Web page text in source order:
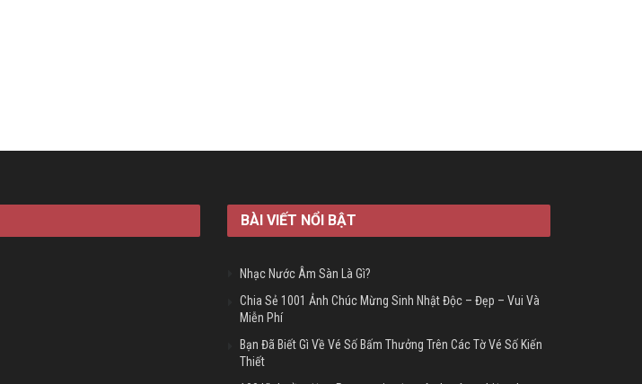
BÀI VIẾT NỔI BẬT
Nhạc Nước Âm Sàn Là Gì?
Chia Sẻ 1001 Ảnh Chúc Mừng Sinh Nhật Độc – Đẹp – Vui Và
Miễn Phí
Bạn Đã Biết Gì Về Vé Số Bấm Thưởng Trên Các Tờ Vé Số Kiến
Thiết